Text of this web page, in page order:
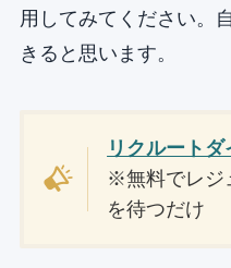
用してみてください。
きると思います。
リクルート
※無料でレジ
を待つだけ